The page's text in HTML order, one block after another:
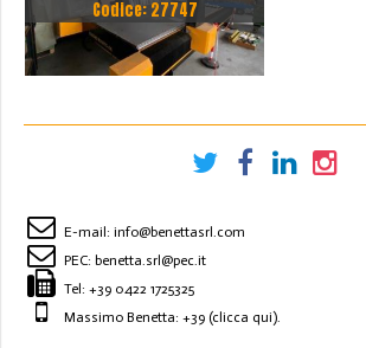
ASPIRANTE PANTOGRAFO
CON PIANO ASPIRANTE
Codice: 27747
E-mail: info@benettasrl.com
PEC: benetta.srl@pec.it
Tel: +39 0422 1725325
Massimo Benetta: +39 (clicca qui).